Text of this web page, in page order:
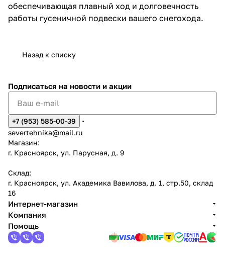
обеспечивающая плавный ход и долговечность
работы гусеничной подвески вашего снегохода.
Назад к списку
Подписаться на новости и акции
+7 (953) 585-00-39
severtehnika@mail.ru
Магазин:
г. Красноярск, ул. Парусная, д. 9
Склад:
г. Красноярск, ул. Академика Вавилова, д. 1, стр.50, склад
16
Интернет-магазин
Компания
Помощь